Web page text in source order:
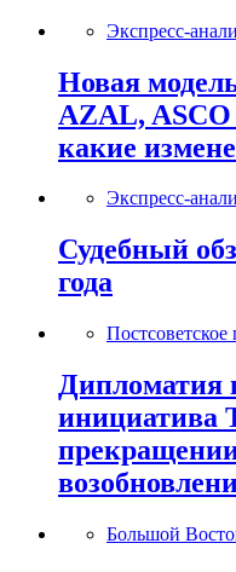
Экспресс-
Новая
AZAL, ASCO
какие
Экспресс-
Судебный
года
Постсоветское
Дипломатия
инициатива
Большой